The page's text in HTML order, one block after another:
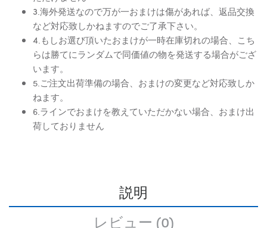
3.海外発送なので万が一おまけは傷があれば、返品交換
など対応致しかねますのでご了承下さい。
4.もしお選び頂いたおまけが一時在庫切れの場合、こち
らは勝てにランダムで同価値の物を発送する場合がござ
います。
5.ご注文出荷準備の場合、おまけの変更など対応致しか
ねます。
6.ラインでおまけを教えていただかない場合、おまけ出
荷しておりません
説明
レビュー (0)